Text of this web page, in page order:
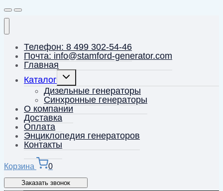
Телефон: 8 499 302-54-46
Почта: info@stamford-generator.com
Главная
Каталог
Переключить
дочернее
меню
Дизельные генераторы
Синхронные генераторы
О компании
Доставка
Оплата
Энциклопедия генераторов
Контакты
Корзина 0
Заказать звонок